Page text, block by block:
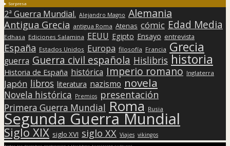
Sorpresa
2ª Guerra Mundial. Alejandro Magno Alemania
Antigua Grecia antigua Roma Atenas cómic Edad Media
Edhasa Ediciones Salamina EEUU Egipto Ensayo entrevista
España Estados Unidos Europa filosofía Francia Grecia
guerra Guerra civil española Hislibris historia
Historia de España histórica Imperio romano Inglaterra
Japón libros literatura nazismo novela
Novela histórica Premios presentación
Primera Guerra Mundial Roma Rusia
Segunda Guerra Mundial
Siglo XIX siglo XVI siglo XX Viajes vikingos